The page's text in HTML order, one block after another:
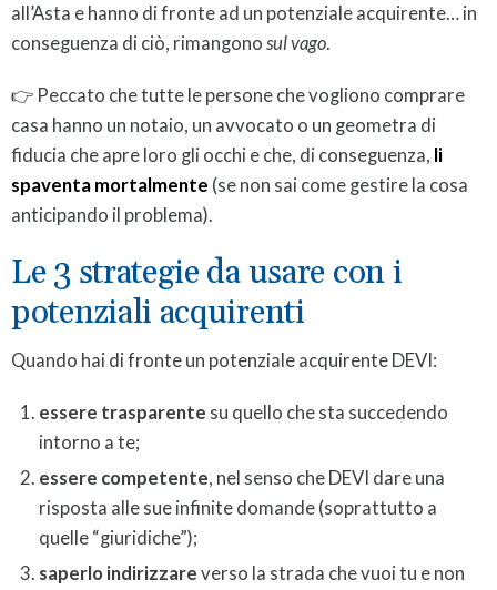
all’Asta e hanno di fronte ad un potenziale acquirente… in
conseguenza di ciò, rimangono sul vago.
👉 Peccato che tutte le persone che vogliono comprare
casa hanno un notaio, un avvocato o un geometra di
fiducia che apre loro gli occhi e che, di conseguenza, li
spaventa mortalmente (se non sai come gestire la cosa
anticipando il problema).
Le 3 strategie da usare con i
potenziali acquirenti
Quando hai di fronte un potenziale acquirente DEVI:
essere trasparente su quello che sta succedendo
intorno a te;
essere competente, nel senso che DEVI dare una
risposta alle sue infinite domande (soprattutto a
quelle “giuridiche”);
saperlo indirizzare verso la strada che vuoi tu e non